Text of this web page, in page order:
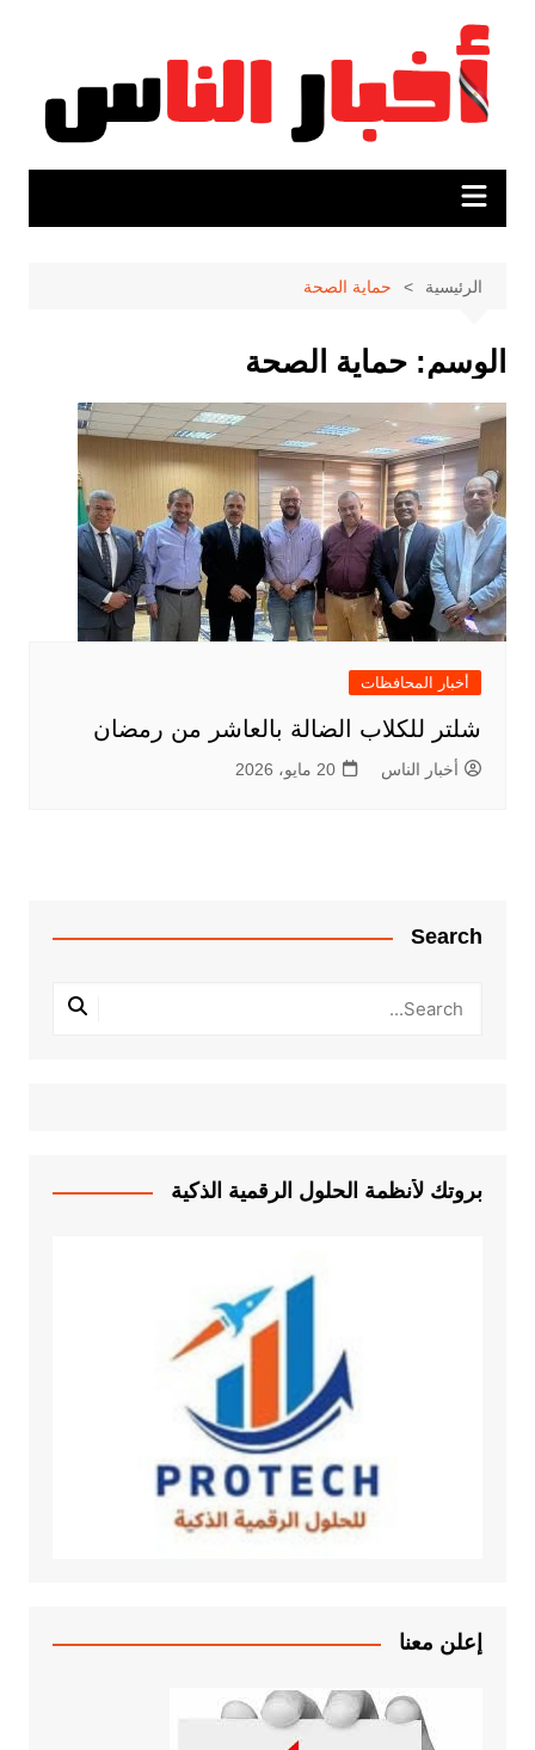
المحتوى
الرئيسية حماية الصحة
الوسم: حماية الصحة
أخبار المحافظات
شلتر للكلاب الضالة بالعاشر من رمضان
أخبار الناس 20 مايو، 2026
Search
بروتك لأنظمة الحلول الرقمية الذكية
إعلن معنا